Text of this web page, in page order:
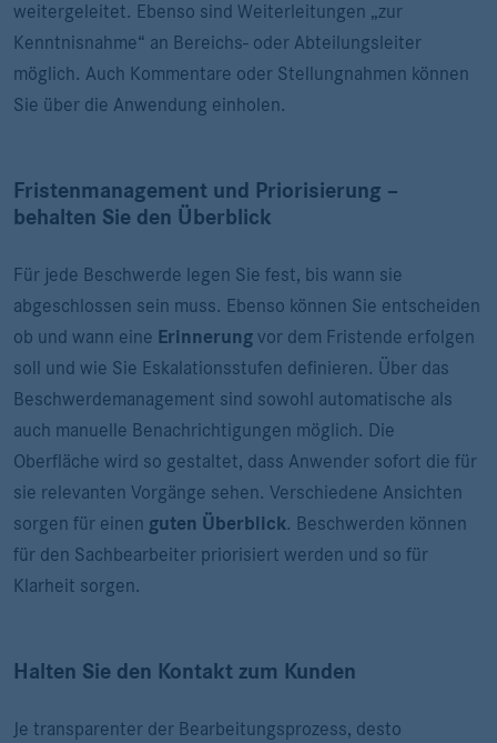
weitergeleitet. Ebenso sind Weiterleitungen „zur
Kenntnisnahme“ an Bereichs- oder Abteilungsleiter
möglich. Auch Kommentare oder Stellungnahmen können
Sie über die Anwendung einholen.
Fristenmanagement und Priorisierung –
behalten Sie den Überblick
Für jede Beschwerde legen Sie fest, bis wann sie
abgeschlossen sein muss. Ebenso können Sie entscheiden
ob und wann eine Erinnerung vor dem Fristende erfolgen
soll und wie Sie Eskalationsstufen definieren. Über das
Beschwerdemanagement sind sowohl automatische als
auch manuelle Benachrichtigungen möglich. Die
Oberfläche wird so gestaltet, dass Anwender sofort die für
sie relevanten Vorgänge sehen. Verschiedene Ansichten
sorgen für einen guten Überblick. Beschwerden können
für den Sachbearbeiter priorisiert werden und so für
Klarheit sorgen.
Halten Sie den Kontakt zum Kunden
Je transparenter der Bearbeitungsprozess, desto